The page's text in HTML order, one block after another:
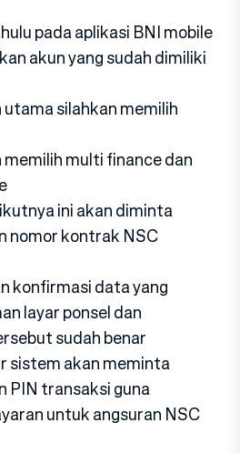
pada aplikasi BNI mobile
akun yang sudah dimiliki
utama silahkan memilih
memilih multi finance dan
ini akan diminta
nomor kontrak NSC
konfirmasi data yang
layar ponsel dan
sudah benar
sistem akan meminta
PIN transaksi guna
untuk angsuran NSC